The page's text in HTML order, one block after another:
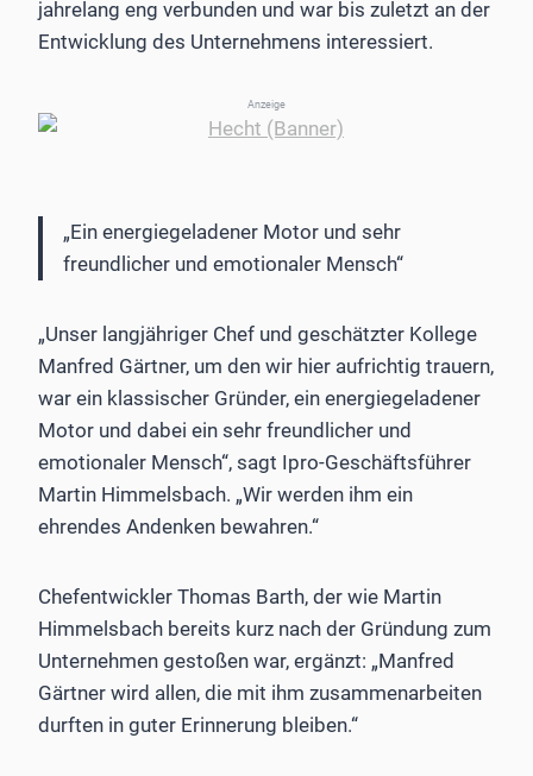
jahrelang eng verbunden und war bis zuletzt an der
Entwicklung des Unternehmens interessiert.
Anzeige
„Ein energiegeladener Motor und sehr
freundlicher und emotionaler Mensch“
„Unser langjähriger Chef und geschätzter Kollege
Manfred Gärtner, um den wir hier aufrichtig trauern,
war ein klassischer Gründer, ein energiegeladener
Motor und dabei ein sehr freundlicher und
emotionaler Mensch“, sagt Ipro-Geschäftsführer
Martin Himmelsbach. „Wir werden ihm ein
ehrendes Andenken bewahren.“
Chefentwickler Thomas Barth, der wie Martin
Himmelsbach bereits kurz nach der Gründung zum
Unternehmen gestoßen war, ergänzt: „Manfred
Gärtner wird allen, die mit ihm zusammenarbeiten
durften in guter Erinnerung bleiben.“